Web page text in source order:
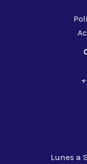
Lunes a